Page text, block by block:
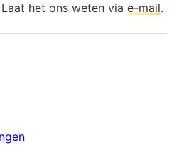
het ons weten via e-mail.